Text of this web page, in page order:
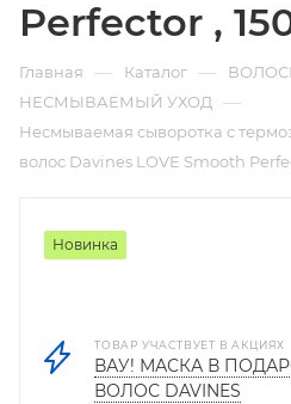
Perfector ,
Главная — Каталог —
НЕСМЫВАЕМЫЙ УХОД —
Несмываемая сыворотка с
волос Davines LOVE Smooth
Новинка
ТОВАР УЧАСТВУЕТ В АКЦИЯХ
ВАУ! МАСКА В
ВОЛОС DAVINES